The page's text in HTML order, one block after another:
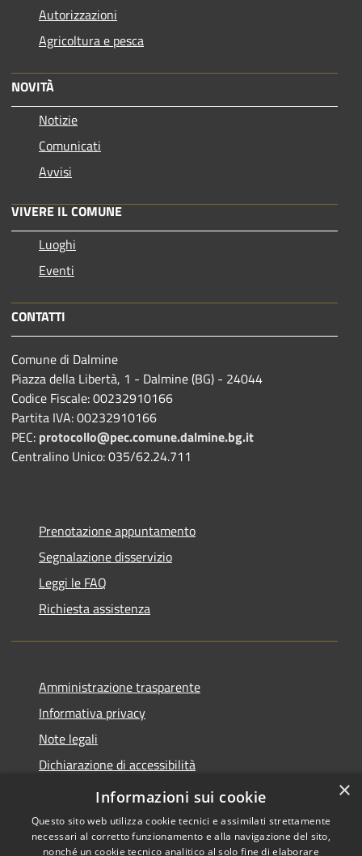
Autorizzazioni
Agricoltura e pesca
NOVITÀ
Notizie
Comunicati
Avvisi
VIVERE IL COMUNE
Luoghi
Eventi
CONTATTI
Comune di Dalmine
Piazza della Libertà, 1 - Dalmine (BG) - 24044
Codice Fiscale: 00232910166
Partita IVA: 00232910166
PEC: protocollo@pec.comune.dalmine.bg.it
Centralino Unico: 035/62.24.711
Prenotazione appuntamento
Segnalazione disservizio
Leggi le FAQ
Richiesta assistenza
Amministrazione trasparente
Informativa privacy
Note legali
Dichiarazione di accessibilità
Piano di miglioramento del sito
×
Informazioni sui cookie
Questo sito web utilizza cookie tecnici e assimilati strettamente
necessari al corretto funzionamento e alla navigazione del sito,
nonché un cookie tecnico analitico al solo fine di elaborare